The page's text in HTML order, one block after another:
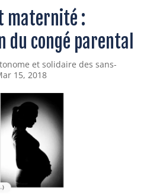
maternité :
du congé parental
et solidaire des sans-
15, 2018